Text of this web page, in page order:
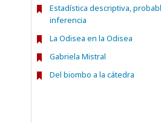
Estadística descriptiva,
inferencia
La Odisea en la Odisea
Gabriela Mistral
Del biombo a la cátedra